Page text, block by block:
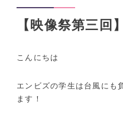
【映像祭第三回】
こんにちは
エンビズの学生は台風にも
ます！